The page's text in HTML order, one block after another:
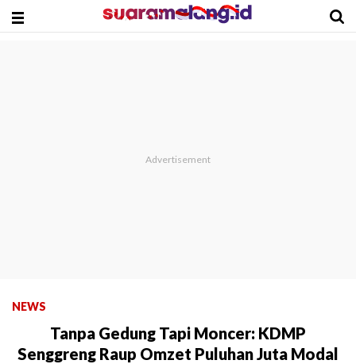
NEWS
Tanpa Gedung Tapi Moncer: KDMP
Senggreng Raup Omzet Puluhan Juta Modal